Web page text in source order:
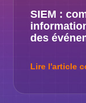
SIEM :
des
Lire l'article